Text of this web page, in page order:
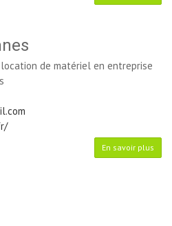
de matériel en entreprise
En savoir plus